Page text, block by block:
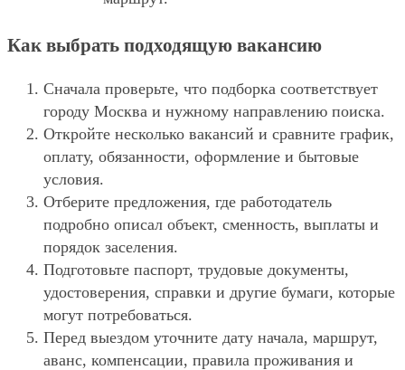
Как выбрать подходящую вакансию
Сначала проверьте, что подборка соответствует
городу Москва и нужному направлению поиска.
Откройте несколько вакансий и сравните график,
оплату, обязанности, оформление и бытовые
условия.
Отберите предложения, где работодатель
подробно описал объект, сменность, выплаты и
порядок заселения.
Подготовьте паспорт, трудовые документы,
удостоверения, справки и другие бумаги, которые
могут потребоваться.
Перед выездом уточните дату начала, маршрут,
аванс, компенсации, правила проживания и